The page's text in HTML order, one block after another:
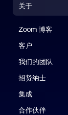
关于
Zoom 博客
客户
我们的团队
招贤纳士
集成
合作伙伴